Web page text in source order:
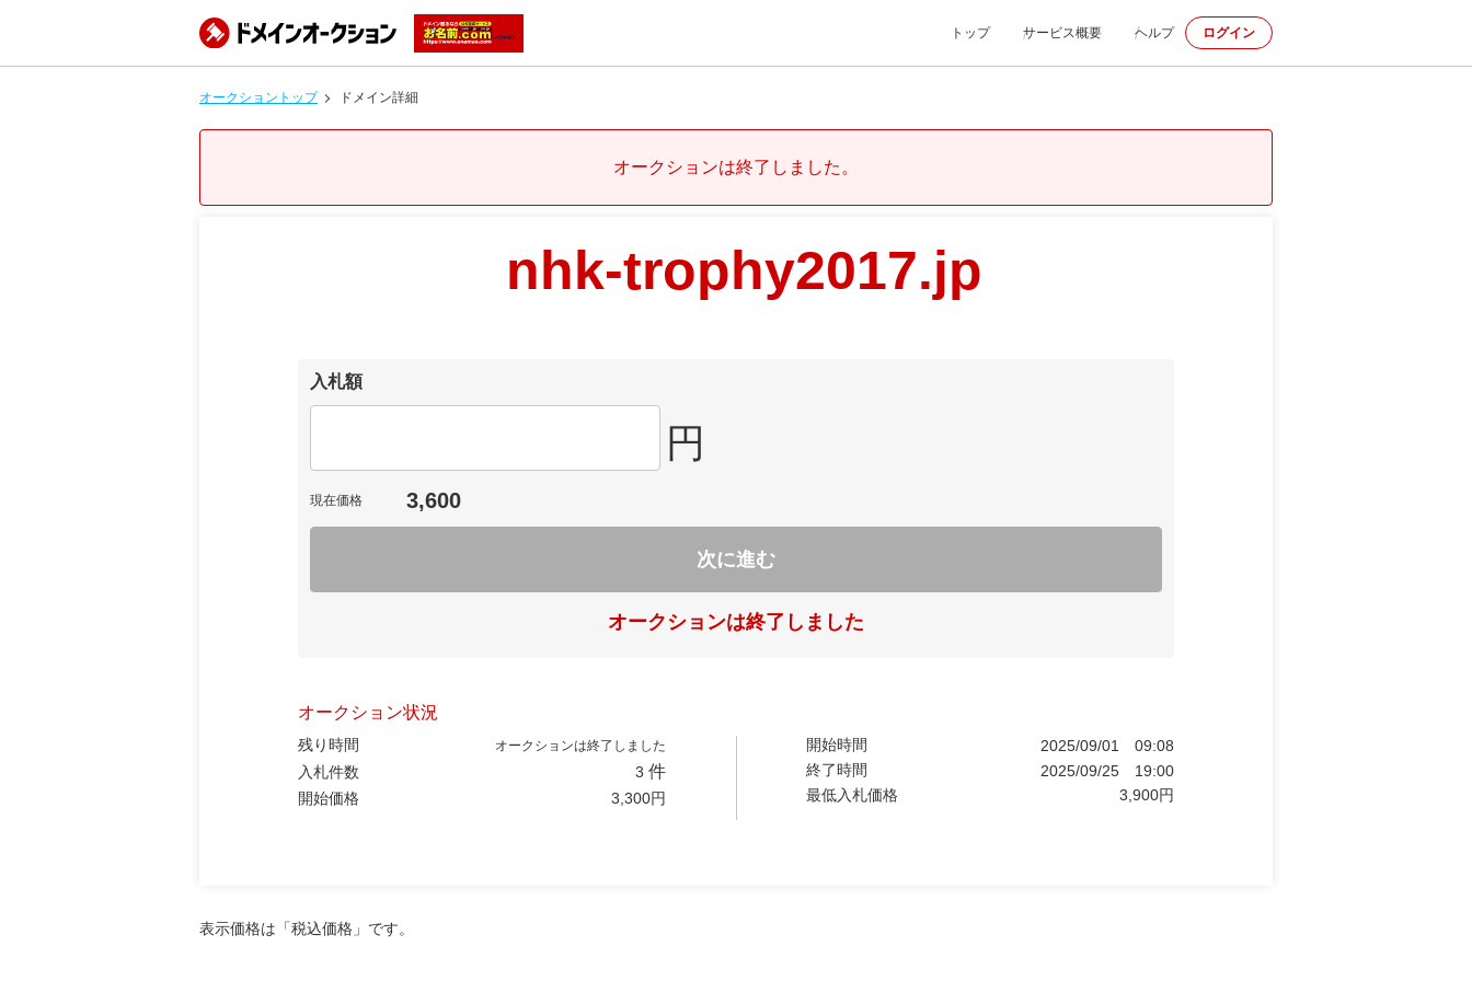
トップ サービス概要 ヘルプ ログイン
オークショントップ ドメイン詳細
オークションは終了しました。
nhk-trophy2017.jp
入札額
円
現在価格 3,600
次に進む
オークションは終了しました
オークション状況
残り時間 オークションは終了しました
入札件数 3 件
開始価格 3,300円
開始時間 2025/09/01
09:08
終了時間
2025/09/25
19:00
最低入札価格
3,900円
表示価格は「税込価格」です。